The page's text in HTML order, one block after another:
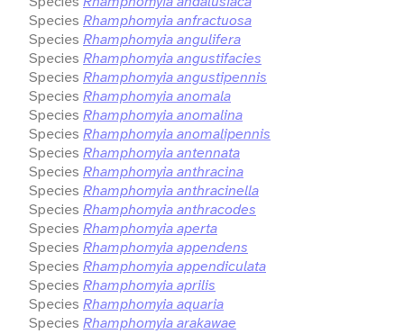
Species Rhamphomyia anfractuosa
Species Rhamphomyia angulifera
Species Rhamphomyia angustifacies
Species Rhamphomyia angustipennis
Species Rhamphomyia anomala
Species Rhamphomyia anomalina
Species Rhamphomyia anomalipennis
Species Rhamphomyia antennata
Species Rhamphomyia anthracina
Species Rhamphomyia anthracinella
Species Rhamphomyia anthracodes
Species Rhamphomyia aperta
Species Rhamphomyia appendens
Species Rhamphomyia appendiculata
Species Rhamphomyia aprilis
Species Rhamphomyia aquaria
Species Rhamphomyia arakawae